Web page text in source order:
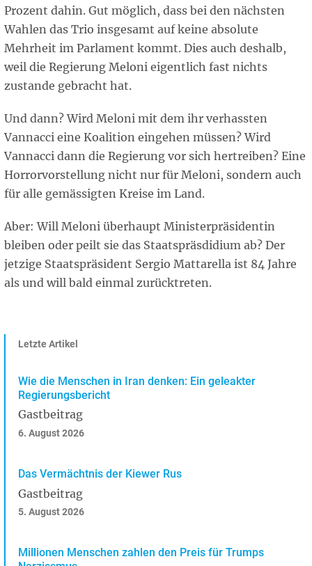
Prozent dahin. Gut möglich, dass bei den nächsten
Wahlen das Trio insgesamt auf keine absolute
Mehrheit im Parlament kommt. Dies auch deshalb,
weil die Regierung Meloni eigentlich fast nichts
zustande gebracht hat.
Und dann? Wird Meloni mit dem ihr verhassten
Vannacci eine Koalition eingehen müssen? Wird
Vannacci dann die Regierung vor sich hertreiben? Eine
Horrorvorstellung nicht nur für Meloni, sondern auch
für alle gemässigten Kreise im Land.
Aber: Will Meloni überhaupt Ministerpräsidentin
bleiben oder peilt sie das Staatspräsdidium ab? Der
jetzige Staatspräsident Sergio Mattarella ist 84 Jahre
als und will bald einmal zurücktreten.
Letzte Artikel
Wie die Menschen in Iran denken: Ein geleakter
Regierungsbericht
Gastbeitrag
6. August 2026
Das Vermächtnis der Kiewer Rus
Gastbeitrag
5. August 2026
Millionen Menschen zahlen den Preis für Trumps